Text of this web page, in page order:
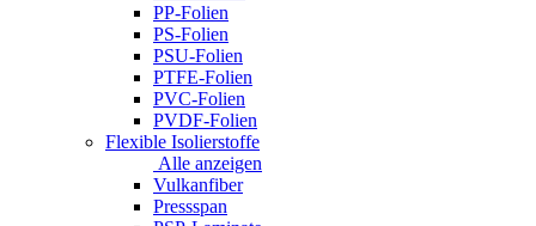
PP-Folien
PS-Folien
PSU-Folien
PTFE-Folien
PVC-Folien
PVDF-Folien
Flexible Isolierstoffe
Alle anzeigen
Vulkanfiber
Pressspan